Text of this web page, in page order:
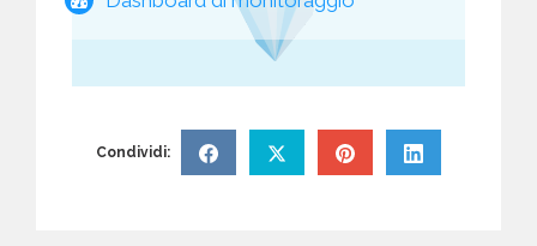
Condividi: